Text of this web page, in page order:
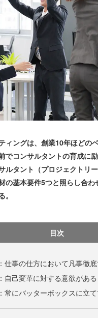
ィングは、創業10年ほどの
でコンサルタントの育成に
ルタント（プロジェクトリ
の基本要件5つと照らし合
目次
事の仕方において凡事徹底
己変革に対する意欲がある
にバッターボックスに立て